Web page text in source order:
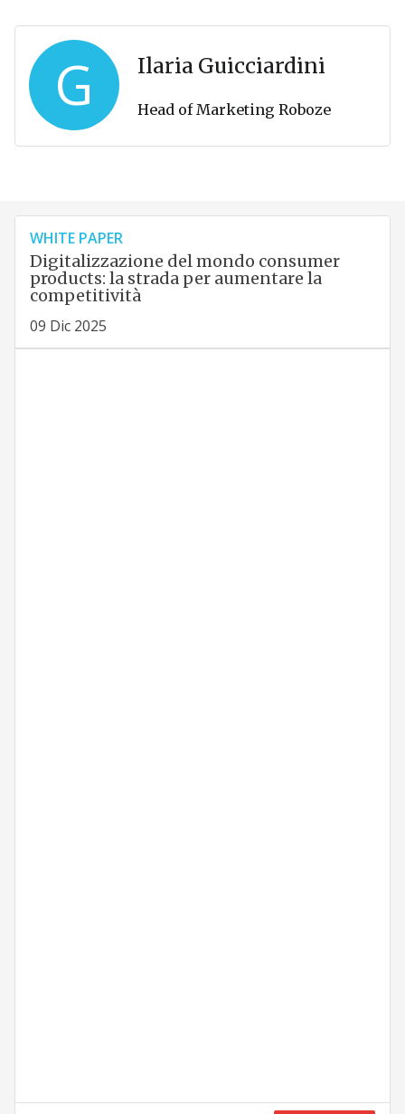
G Ilaria Guicciardini
Head of Marketing Roboze
WHITE PAPER
Digitalizzazione del mondo consumer
products: la strada per aumentare la
competitività
09 Dic 2025